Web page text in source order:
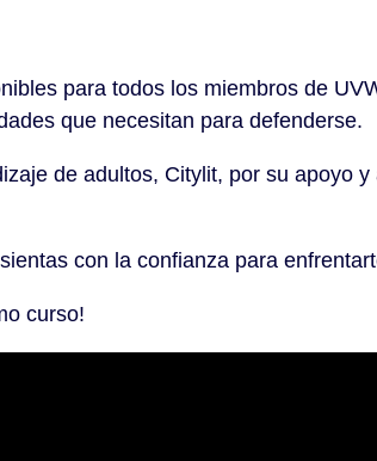
para todos los miembros de
que necesitan para defenderse.
de adultos, Citylit, por su apoyo y
con la confianza para
curso!